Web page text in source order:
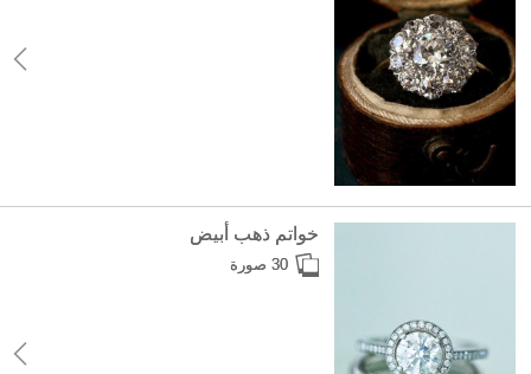
خواتم ذهب أبيض
30 صورة